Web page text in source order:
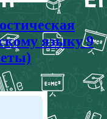
языку 9